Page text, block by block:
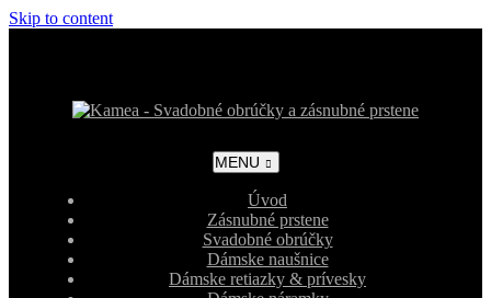
Skip to content
MENU
Úvod
Zásnubné prstene
Svadobné obrúčky
Dámske naušnice
Dámske retiazky & prívesky